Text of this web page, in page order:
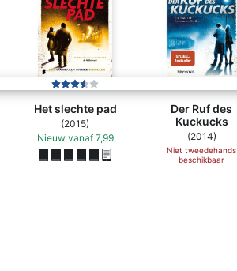
Het slechte pad
(2015)
Nieuw vanaf 7,99
Der Ruf des
Kuckucks
(2014)
Niet tweedehands
beschikbaar